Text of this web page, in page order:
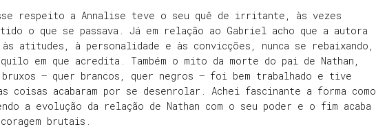
respeito a Annalise teve o seu quê de irritante, às vezes
o que se passava. Já em relação ao Gabriel acho que a autora
atitudes, à personalidade e às convicções, nunca se rebaixando,
em que acredita. Também o mito da morte do pai de Nathan,
– quer brancos, quer negros – foi bem trabalhado e tive
coisas acabaram por se desenrolar. Achei fascinante a forma como
a evolução da relação de Nathan com o seu poder e o fim acaba
brutais.